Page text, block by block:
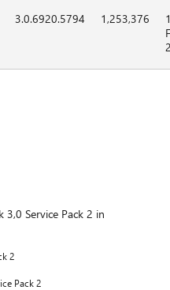
3.0.6920.5794 1,253,376
3,0 Service Pack 2 in
2
Pack 2